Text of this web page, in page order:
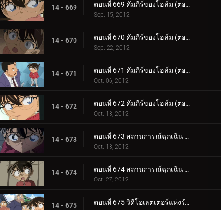
14 - 669 ตอนที่ 669 คัมภีร์ของโฮล์ม (ตอน 3)
Sep. 15, 2012
14 - 670 ตอนที่ 670 คัมภีร์ของโฮล์ม (ตอน 4)
Sep. 22, 2012
14 - 671 ตอนที่ 671 คัมภีร์ของโฮล์ม (ตอน 5)
Oct. 06, 2012
14 - 672 ตอนที่ 672 คัมภีร์ของโฮล์ม (ตอน 6)
Oct. 13, 2012
14 - 673 ตอนที่ 673 สถานการณ์ฉุกเฉิน 252 (ตอน 1)
Oct. 13, 2012
14 - 674 ตอนที่ 674 สถานการณ์ฉุกเฉิน 252 (ตอน 2)
Oct. 27, 2012
14 - 675 ตอนที่ 675 วิดีโอเลตเตอร์แห่งรักแรก